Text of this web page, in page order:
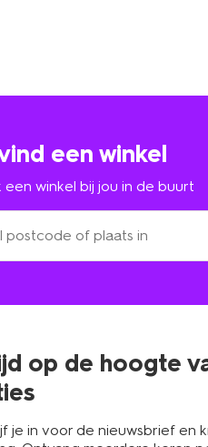
een winkel
een winkel bij jou in de buurt
op de hoogte
je in voor de nieuwsbrief en